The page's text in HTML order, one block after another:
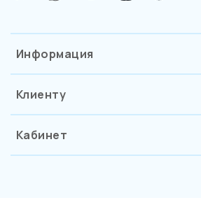
Информация
Клиенту
Кабинет